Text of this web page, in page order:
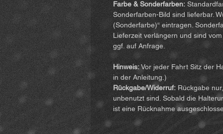
Farbe & Sonderfarben:
Sonderfarben-Bild sind lieferbar.
(Sonderfarbe)“ eintragen.
Lieferzeit verlängern und sind
ggf. auf Anfrage.
Hinweis:Vor jeder Fahrt Sitz der
in der Anleitung.)
Rückgabe/Widerruf: Rückgabe
unbenutzt sind. Sobald die
ist eine Rücknahme